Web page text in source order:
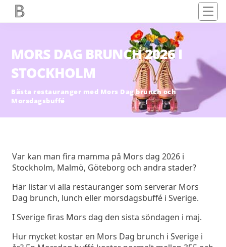
MORS DAG BRUNCH 2026 I
STOCKHOLM
Bästa restauranger med Mors Dag brunch och
Morsdagsbuffé
Var kan man fira mamma på Mors dag 2026 i
Stockholm, Malmö, Göteborg och andra stader?
Här listar vi alla restauranger som serverar Mors
Dag brunch, lunch eller morsdagsbuffé i Sverige.
I Sverige firas Mors dag den sista söndagen i maj.
Hur mycket kostar en Mors Dag brunch i Sverige i